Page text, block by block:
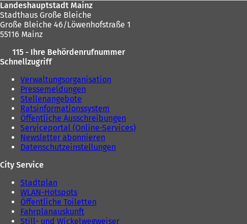
Landeshauptstadt Mainz
Stadthaus Große Bleiche
Große Bleiche 46/Löwenhofstraße 1
55116 Mainz
115 - Ihre Behördenrufnummer
Schnellzugriff
Verwaltungsorganisation
Pressemeldungen
Stellenangebote
Ratsinformationssystem
Öffentliche Ausschreibungen
Serviceportal (Online-Services)
Newsletter abonnieren
Datenschutzeinstellungen
City Service
Stadtplan
WLAN-Hotspots
Öffentliche Toiletten
Fahrplanauskunft
Still- und Wickelwegweiser